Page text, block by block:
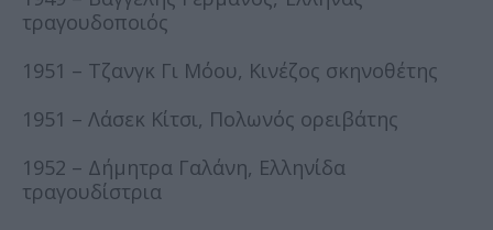
τραγουδοποιός
1951 – Τζανγκ Γι Μόου, Κινέζος σκηνοθέτης
1951 – Λάσεκ Κίτσι, Πολωνός ορειβάτης
1952 – Δήμητρα Γαλάνη, Ελληνίδα
τραγουδίστρια